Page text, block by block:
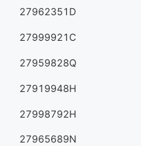
27962351D
27999921C
27959828Q
27919948H
27998792H
27965689N